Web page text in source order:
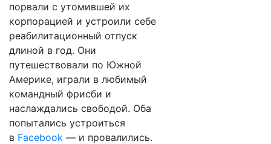
порвали с утомившей их
корпорацией и устроили себе
реабилитационный отпуск
длиной в год. Они
путешествовали по Южной
Америке, играли в любимый
командный фрисби и
наслаждались свободой. Оба
попытались устроиться
в Facebook — и провалились.